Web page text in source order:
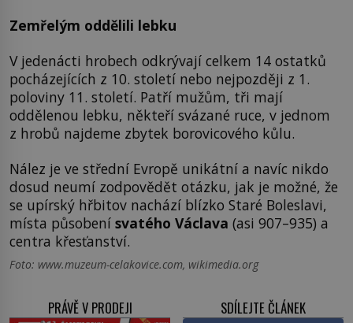
Zemřelým oddělili lebku
V jedenácti hrobech odkrývají celkem 14 ostatků
pocházejících z 10. století nebo nejpozději z 1.
poloviny 11. století. Patří mužům, tři mají
oddělenou lebku, někteří svázané ruce, v jednom
z hrobů najdeme zbytek borovicového kůlu.
Nález je ve střední Evropě unikátní a navíc nikdo
dosud neumí zodpovědět otázku, jak je možné, že
se upírský hřbitov nachází blízko Staré Boleslavi,
místa působení svatého Václava (asi 907–935) a
centra křesťanství.
Foto: www.muzeum-celakovice.com, wikimedia.org
PRÁVĚ V PRODEJI SDÍLEJTE ČLÁNEK